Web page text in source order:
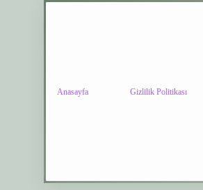
Anasayfa Gizlilik Politikası